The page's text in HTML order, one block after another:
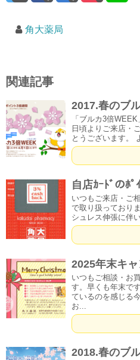
角大薬局
関連記事
2017.春のブ
「ブルカ3倍
日頃よりご来店・
とうございます。
自店ｶｰﾄﾞのﾎﾟ
いつもご来店・ご
で取り扱っており
シュレス伸張に伴
2025年末キ
いつもご相談・お
す。早くも年末で
ているのを感じる
お...
2018.春のブ